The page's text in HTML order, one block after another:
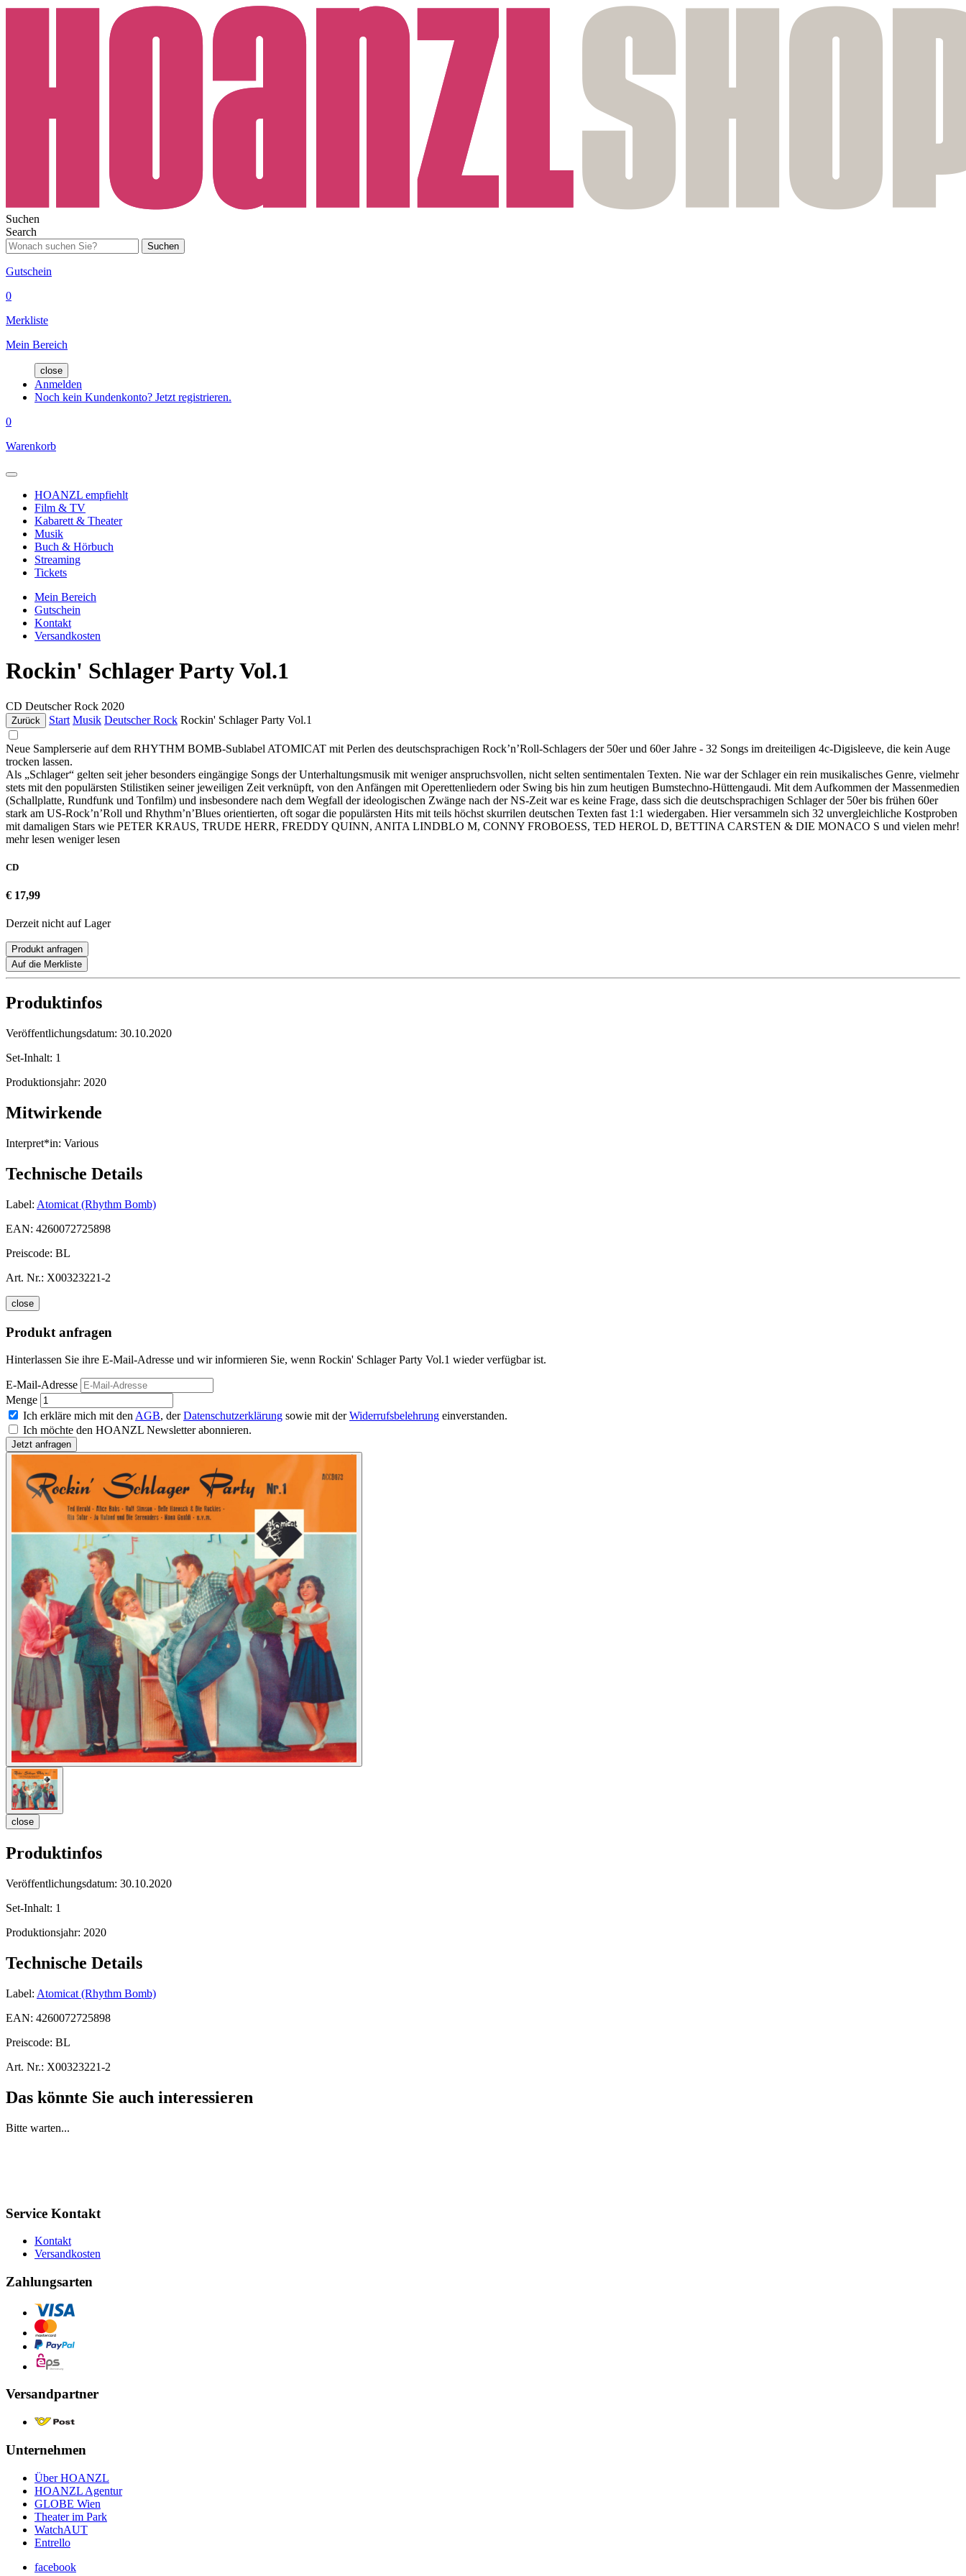
Suchen
Search
Suchen
Gutschein
0
Merkliste
Mein Bereich
close
Anmelden
Noch kein Kundenkonto? Jetzt registrieren.
0
Warenkorb
HOANZL empfiehlt
Film & TV
Kabarett & Theater
Musik
Buch & Hörbuch
Streaming
Tickets
Mein Bereich
Gutschein
Kontakt
Versandkosten
Rockin' Schlager Party Vol.1
CD Deutscher Rock 2020
Zurück Start Musik Deutscher Rock Rockin' Schlager Party Vol.1
Neue Samplerserie auf dem RHYTHM BOMB-Sublabel ATOMICAT mit Perlen des deutschsprachigen Rock’n’Roll-Schlagers der 50er und 60er Jahre - 32 Songs im dreiteiligen 4c-Digisleeve, die kein Auge
trocken lassen.
Als „Schlager“ gelten seit jeher besonders eingängige Songs der Unterhaltungsmusik mit weniger anspruchsvollen, nicht selten sentimentalen Texten. Nie war der Schlager ein rein musikalisches Genre, vielmehr
stets mit den populärsten Stilistiken seiner jeweiligen Zeit verknüpft, von den Anfängen mit Operettenliedern oder Swing bis hin zum heutigen Bumstechno-Hüttengaudi. Mit dem Aufkommen der Massenmedien
(Schallplatte, Rundfunk und Tonfilm) und insbesondere nach dem Wegfall der ideologischen Zwänge nach der NS-Zeit war es keine Frage, dass sich die deutschsprachigen Schlager der 50er bis frühen 60er
stark am US-Rock’n’Roll und Rhythm’n’Blues orientierten, oft sogar die populärsten Hits mit teils höchst skurrilen deutschen Texten fast 1:1 wiedergaben. Hier versammeln sich 32 unvergleichliche Kostproben
mit damaligen Stars wie PETER KRAUS, TRUDE HERR, FREDDY QUINN, ANITA LINDBLO M, CONNY FROBOESS, TED HEROL D, BETTINA CARSTEN & DIE MONACO S und vielen mehr!
mehr lesen weniger lesen
CD
€ 17,99
Derzeit nicht auf Lager
Produkt anfragen
Auf die Merkliste
Produktinfos
Veröffentlichungsdatum: 30.10.2020
Set-Inhalt: 1
Produktionsjahr: 2020
Mitwirkende
Interpret*in: Various
Technische Details
Label: Atomicat (Rhythm Bomb)
EAN: 4260072725898
Preiscode: BL
Art. Nr.: X00323221-2
close
Produkt anfragen
Hinterlassen Sie ihre E-Mail-Adresse und wir informieren Sie, wenn Rockin' Schlager Party Vol.1 wieder verfügbar ist.
E-Mail-Adresse
Menge
Ich erkläre mich mit den AGB, derDatenschutzerklärung sowie mit derWiderrufsbelehrung einverstanden.
Ich möchte den HOANZL Newsletter abonnieren.
close
Produktinfos
Veröffentlichungsdatum: 30.10.2020
Set-Inhalt: 1
Produktionsjahr: 2020
Technische Details
Label: Atomicat (Rhythm Bomb)
EAN: 4260072725898
Preiscode: BL
Art. Nr.: X00323221-2
Das könnte Sie auch interessieren
Bitte warten...
Service Kontakt
Kontakt
Versandkosten
Zahlungsarten
Versandpartner
Unternehmen
Über HOANZL
HOANZL Agentur
GLOBE Wien
Theater im Park
WatchAUT
Entrello
facebook